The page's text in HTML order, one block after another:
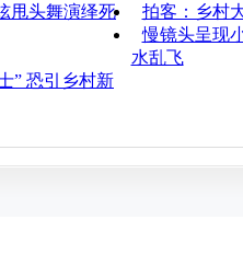
甩头舞演绎死
拍客：乡村
慢镜头呈现
水乱飞
” 恐引乡村新